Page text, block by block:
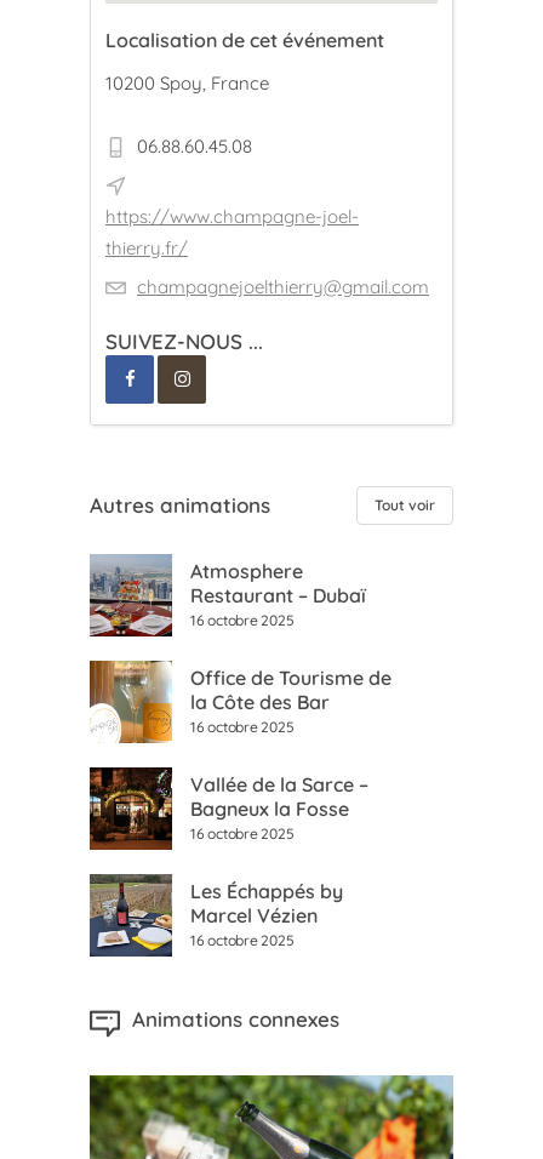
Localisation de cet événement
10200 Spoy, France
06.88.60.45.08
https://www.champagne-joel-
thierry.fr/
champagnejoelthierry@gmail.com
SUIVEZ-NOUS ...
Autres animations Tout voir
Atmosphere
Restaurant – Dubaï
16 octobre 2025
Office de Tourisme de
la Côte des Bar
16 octobre 2025
Vallée de la Sarce –
Bagneux la Fosse
16 octobre 2025
Les Échappés by
Marcel Vézien
16 octobre 2025
Animations connexes